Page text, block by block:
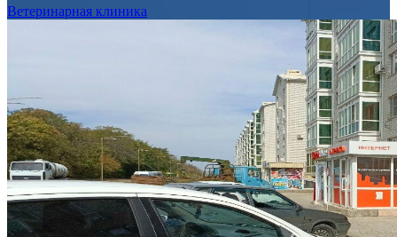
Ветеринарная клиника